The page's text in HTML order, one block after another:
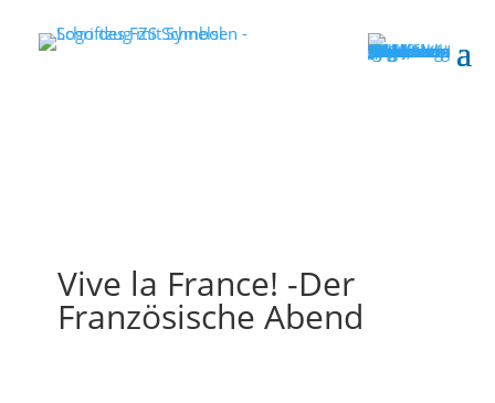
Vive la France! -Der
Französische Abend